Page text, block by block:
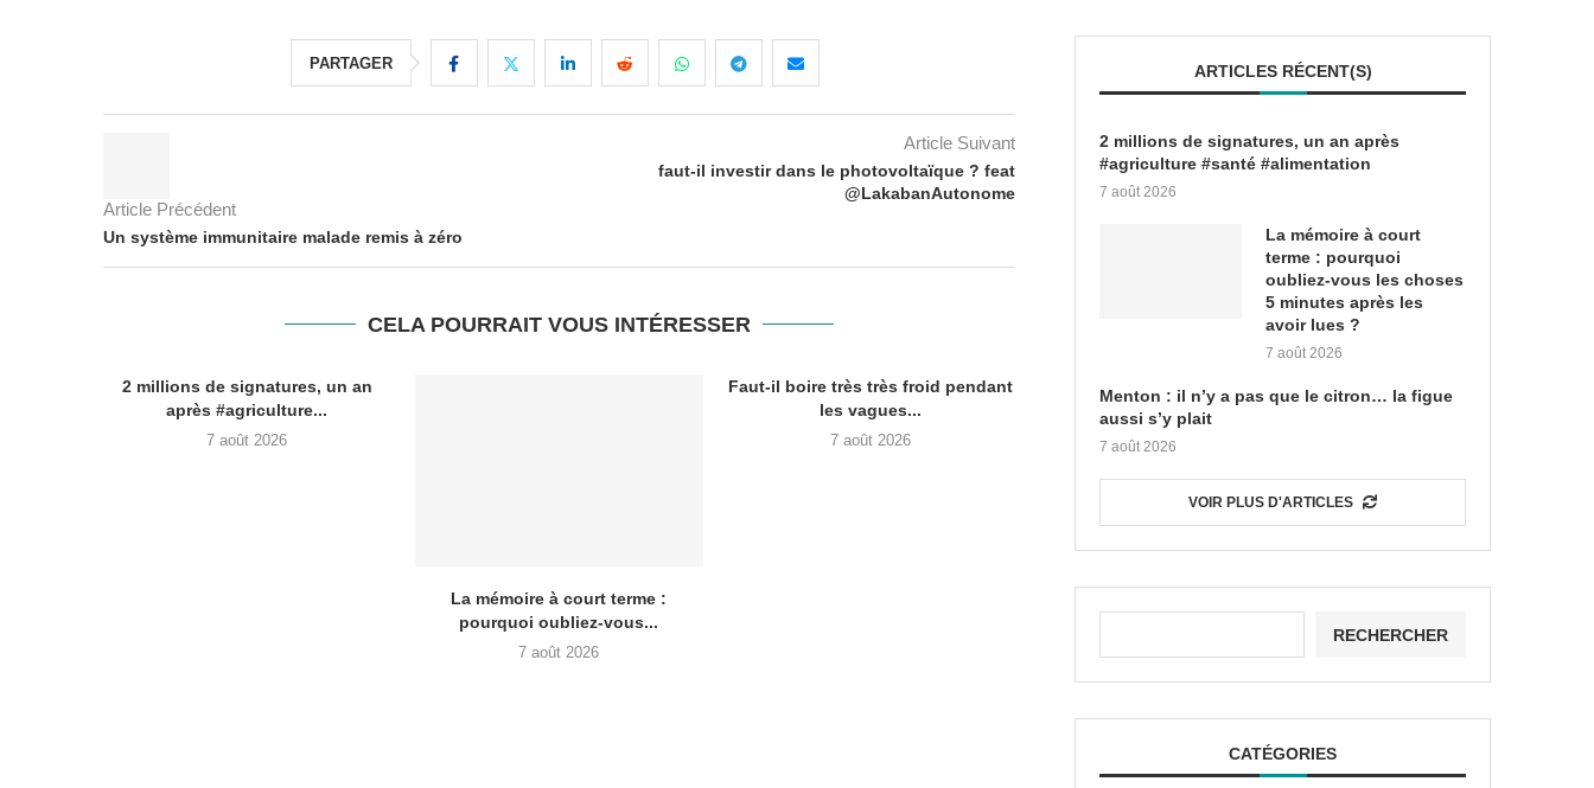
PARTAGER
Article Précédent
Un système immunitaire malade remis à zéro
Article Suivant
faut-il investir dans le photovoltaïque ? feat
@LakabanAutonome
CELA POURRAIT VOUS INTÉRESSER
2 millions de signatures, un an
après #agriculture...
7 août 2026
La mémoire à court terme :
pourquoi oubliez-vous...
7 août 2026
Faut-il boire très très froid pendant
les vagues...
7 août 2026
ARTICLES RÉCENT(S)
2 millions de signatures, un an après
#agriculture #santé #alimentation
7 août 2026
La mémoire à court
terme : pourquoi
oubliez-vous les choses
5 minutes après les
avoir lues ?
7 août 2026
Menton : il n’y a pas que le citron… la figue
aussi s’y plait
7 août 2026
VOIR PLUS D'ARTICLES
RECHERCHER
CATÉGORIES